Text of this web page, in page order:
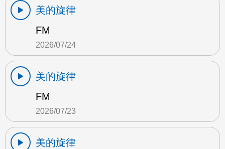
美的旋律
FM
2026/07/24
美的旋律
FM
2026/07/23
美的旋律